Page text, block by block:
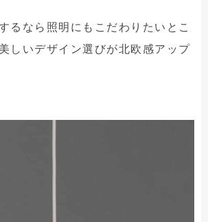
るなら照明にもこだわりたいとこ
しいデザイン選びが北欧感アップ